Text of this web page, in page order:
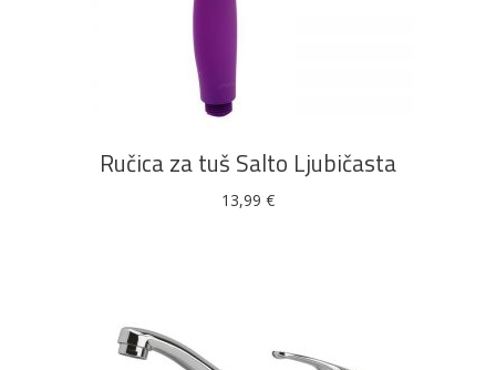
DODAJ U KOŠARICU
Ručica za tuš Salto Ljubičasta
13,99 €